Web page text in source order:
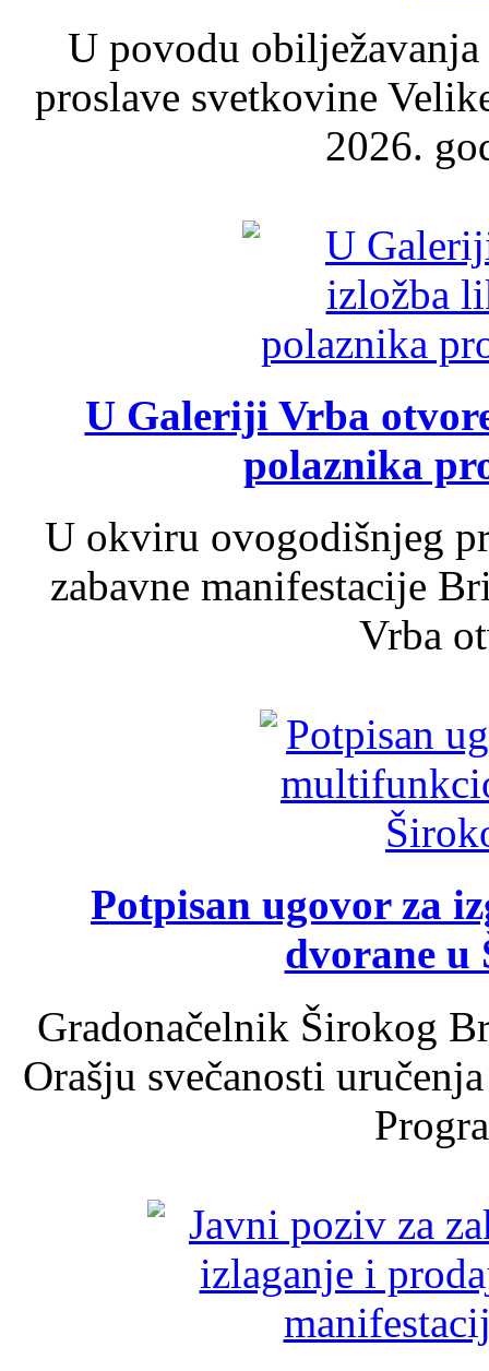
U povodu
proslave svetkovine
2026.
U Galeriji Vrba
polaznika
U okviru ovogodišnjeg
zabavne manifestacije
Vrba
Potpisan ugovor za
dvorane u
Gradonačelnik Širokog
Orašju svečanosti